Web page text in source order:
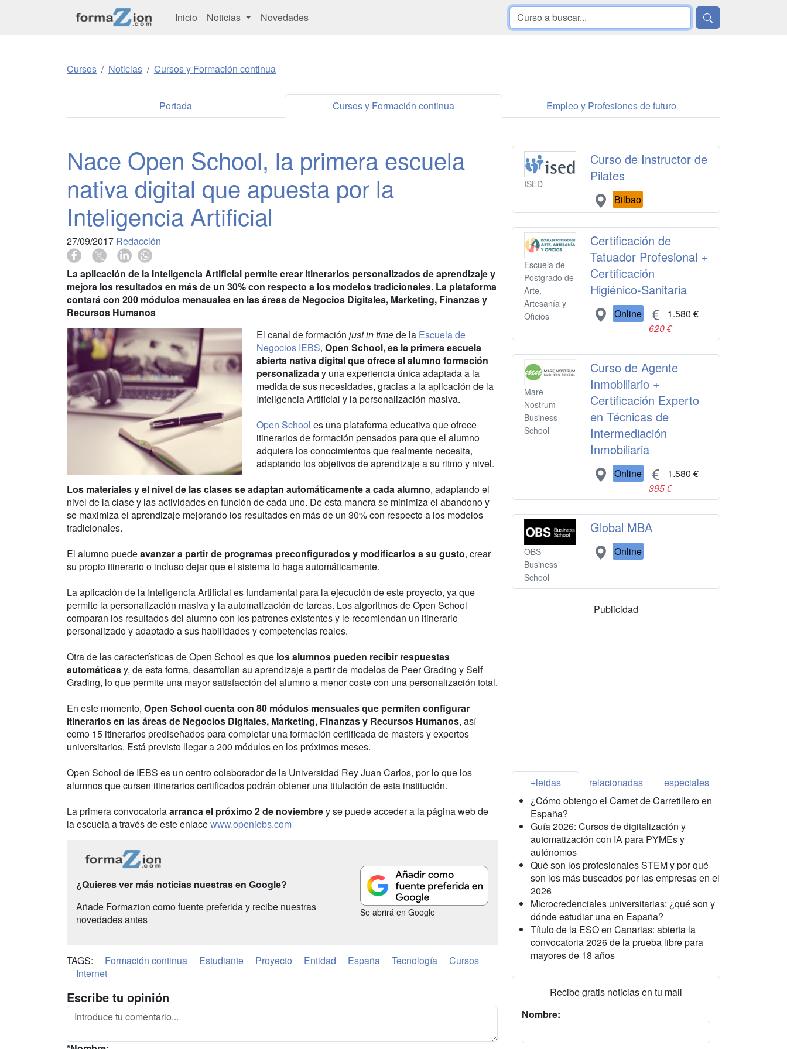
Inicio Noticias Novedades
Cursos Noticias Cursos y Formación continua
Portada Cursos y Formación continua Empleo y Profesiones de futuro
Nace Open School, la primera escuela
nativa digital que apuesta por la
Inteligencia Artificial
27/09/2017 Redacción
La aplicación de la Inteligencia Artificial permite crear itinerarios personalizados de aprendizaje y
mejora los resultados en más de un 30% con respecto a los modelos tradicionales. La plataforma
contará con 200 módulos mensuales en las áreas de Negocios Digitales, Marketing, Finanzas y
Recursos Humanos
El canal de formación just in timede la Escuela de
Negocios IEBS, Open School, es la primera escuela
abierta nativa digital que ofrece al alumno formación
personalizada y una experiencia única adaptada a la
medida de sus necesidades, gracias a la aplicación de la
Inteligencia Artificial y la personalización masiva.
Open School es una plataforma educativa que ofrece
itinerarios de formación pensados para que el alumno
adquiera los conocimientos que realmente necesita,
adaptando los objetivos de aprendizaje a su ritmo y nivel.
Los materiales y el nivel de las clases se adaptan automáticamente a cada alumno, adaptando el
nivel de la clase y las actividades en función de cada uno. De esta manera se minimiza el abandono y
se maximiza el aprendizaje mejorando los resultados en más de un 30% con respecto a los modelos
tradicionales.
El alumno puedeavanzar a partir de programas preconfigurados y modificarlos a su gusto, crear
su propio itinerario o incluso dejar que el sistema lo haga automáticamente.
La aplicación de la Inteligencia Artificial es fundamental para la ejecución de este proyecto, ya que
permite la personalización masiva y la automatización de tareas. Los algoritmos de Open School
comparan los resultados del alumno con los patrones existentes y le recomiendan un itinerario
personalizado y adaptado a sus habilidades y competencias reales.
Otra de las características de Open School es que los alumnos pueden recibir respuestas
automáticasy, de esta forma, desarrollan su aprendizaje a partir de modelos de Peer Grading y Self
Grading, lo que permite una mayor satisfacción del alumno a menor coste con una personalización total.
En este momento, Open School cuenta con 80 módulos mensuales que permiten configurar
itinerarios en las áreas de Negocios Digitales, Marketing, Finanzas y Recursos Humanos, así
como 15 itinerarios prediseñados para completar una formación certificada de masters y expertos
universitarios. Está previsto llegar a 200 módulos en los próximos meses.
Open School de IEBS es un centro colaborador de la Universidad Rey Juan Carlos, por lo que los
alumnos que cursen itinerarios certificados podrán obtener una titulación de esta institución.
La primera convocatoriaarranca el próximo 2 de noviembrey se puede acceder a la página web de
la escuela a través de este enlacewww.openiebs.com
¿Quieres ver más noticias nuestras en Google?
Añade Formazion como fuente preferida y recibe nuestras
novedades antes
Se abrirá en Google
TAGS: Formación continua Estudiante Proyecto Entidad España Tecnología
Cursos
Internet
Escribe tu opinión
ISED
Curso de Instructor de
Pilates
Bilbao
Escuela de
Postgrado de
Arte,
Artesanía y
Oficios
Certificación de
Tatuador Profesional +
Certificación
Higiénico-Sanitaria
Online
1.580 €
620 €
Mare
Nostrum
Business
School
Curso de Agente
Inmobiliario +
Certificación Experto
en Técnicas de
Intermediación
Inmobiliaria
Online
1.580 €
395 €
OBS
Business
School
Global MBA
Online
Publicidad
+leidas relacionadas
especiales
¿Cómo obtengo el Carnet de Carretillero en
España?
Guía 2026: Cursos de digitalización y
automatización con IA para PYMEs y
autónomos
Qué son los profesionales STEM y por qué
son los más buscados por las empresas en el
2026
Microcredenciales universitarias: ¿qué son y
dónde estudiar una en España?
Título de la ESO en Canarias: abierta la
convocatoria 2026 de la prueba libre para
mayores de 18 años
Recibe gratis noticias en tu mail
Nombre: